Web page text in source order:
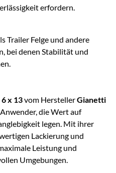
erfordern.
Trailer Felge und andere
bei denen Stabilität und
x 13vom HerstellerGianetti
die Wert auf
legen. Mit ihrer
Lackierung und
Leistung und
Umgebungen.